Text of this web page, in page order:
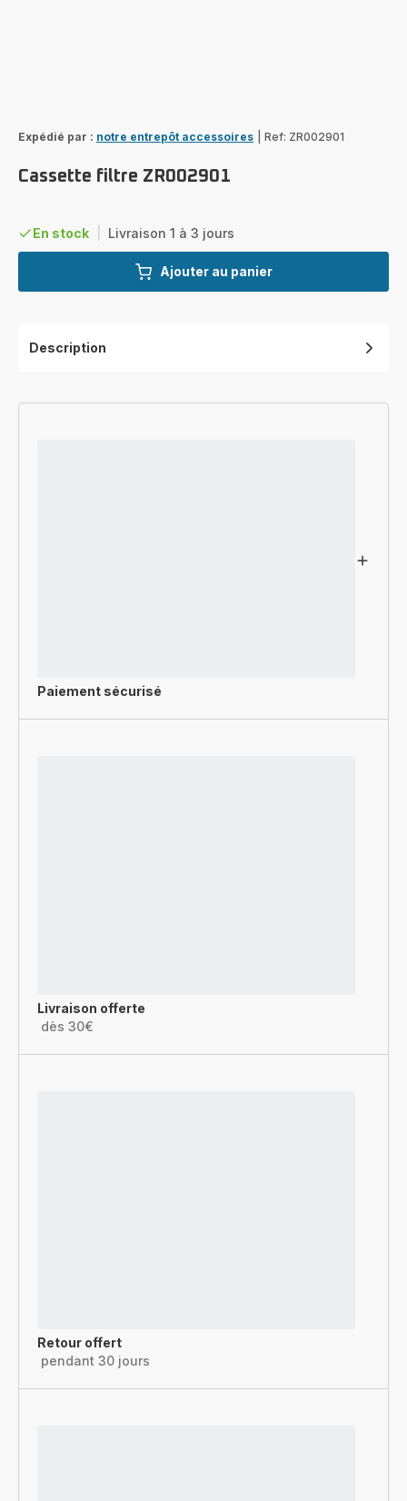
Expédié par : notre entrepôt accessoires Ref: ZR002901
Cassette filtre ZR002901
En stock Livraison 1 à 3 jours
Ajouter au panier
Description
Paiement sécurisé
Livraison offerte
dès 30€
Retour offert
pendant 30 jours